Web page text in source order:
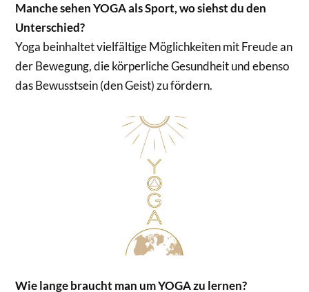
Manche sehen YOGA als Sport, wo siehst du den
Unterschied?
Yoga beinhaltet vielfältige Möglichkeiten mit Freude an
der Bewegung, die körperliche Gesundheit und ebenso
das Bewusstsein (den Geist) zu fördern.
Wie lange braucht man um YOGA zu lernen?